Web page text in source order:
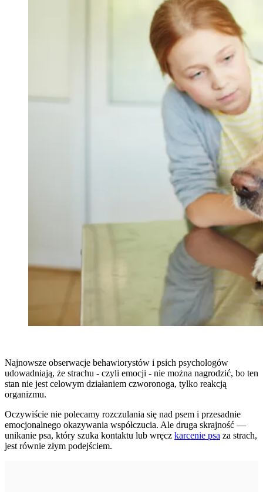
Najnowsze obserwacje behawiorystów i psich psychologów
udowadniają, że strachu - czyli emocji - nie można nagrodzić, bo ten
stan nie jest celowym działaniem czworonoga, tylko reakcją
organizmu.
Oczywiście nie polecamy rozczulania się nad psem i przesadnie
emocjonalnego okazywania współczucia. Ale druga skrajność —
unikanie psa, który szuka kontaktu lub wręcz karcenie psa za strach,
jest równie złym podejściem.